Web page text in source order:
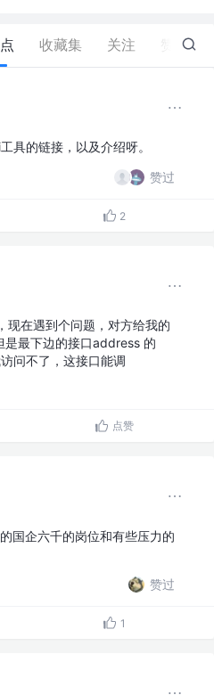
收藏集 关注 16
具的链接，以及介绍呀。
赞过
2
在遇到个问题，对方给我的
最下边的接口address 的
问不了，这接口能调
点赞
国企六千的岗位和有些压力的
赞过
1